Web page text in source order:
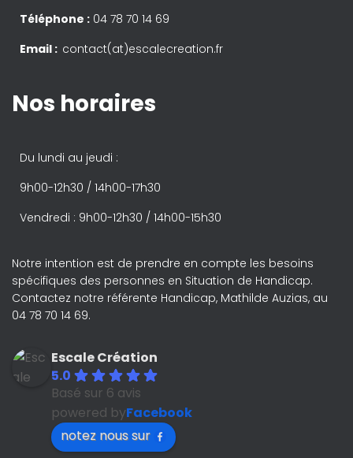
Téléphone : 04 78 70 14 69
Email : contact(at)escalecreation.fr
Nos horaires
Du lundi au jeudi :
9h00-12h30 / 14h00-17h30
Vendredi : 9h00-12h30 / 14h00-15h30
Notre intention est de prendre en compte les besoins
spécifiques des personnes en Situation de Handicap.
Contactez notre référente Handicap, Mathilde Auzias, au
04 78 70 14 69.
Escale Création
5.0
Basé sur 6 avis
powered byFacebook
notez nous sur